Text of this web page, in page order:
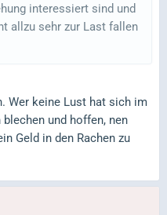
interessiert sind und
allzu sehr zur Last fallen
Wer keine Lust hat sich im
und hoffen, nen
Geld in den Rachen zu